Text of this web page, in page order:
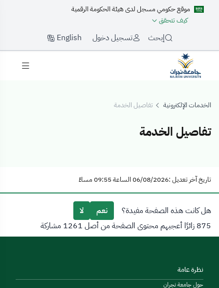
موقع حكومي مسجل لدى هيئة الحكومة الرقمية
كيف تتحقق
إبحث تسجيل دخول English
الخدمات الإلكترونية تفاصيل الخدمة
تفاصيل الخدمة
تفاصيل الخدمة
تاريخ آخر تعديل :06/08/2026 الساعة 09:55 مساءً
هل كانت هذه الصفحة مفيدة؟ نعم
لا
875 زائرًا أعجبهم محتوى الصفحة من أصل 1261 مشاركة
نظرة عامة
حول جامعة نجران